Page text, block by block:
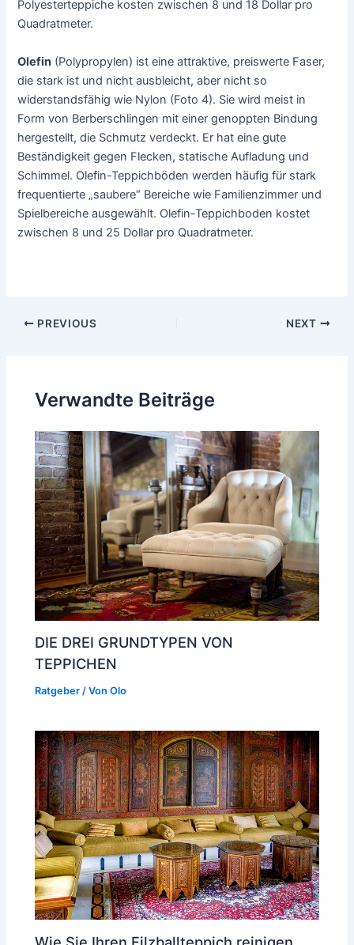
Polyesterteppiche kosten zwischen 8 und 18 Dollar pro
Quadratmeter.
Olefin (Polypropylen) ist eine attraktive, preiswerte Faser,
die stark ist und nicht ausbleicht, aber nicht so
widerstandsfähig wie Nylon (Foto 4). Sie wird meist in
Form von Berberschlingen mit einer genoppten Bindung
hergestellt, die Schmutz verdeckt. Er hat eine gute
Beständigkeit gegen Flecken, statische Aufladung und
Schimmel. Olefin-Teppichböden werden häufig für stark
frequentierte „saubere“ Bereiche wie Familienzimmer und
Spielbereiche ausgewählt. Olefin-Teppichboden kostet
zwischen 8 und 25 Dollar pro Quadratmeter.
Post
PREVIOUS NEXT
Verwandte Beiträge
DIE DREI GRUNDTYPEN VON
TEPPICHEN
Ratgeber / VonOlo